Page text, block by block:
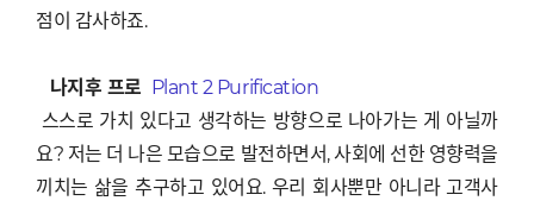
점이 감사하죠.
나지후 프로 Plant 2 Purification
스스로 가치 있다고 생각하는 방향으로 나아가는 게 아닐까
요? 저는 더 나은 모습으로 발전하면서, 사회에 선한 영향력을
끼치는 삶을 추구하고 있어요. 우리 회사뿐만 아니라 고객사